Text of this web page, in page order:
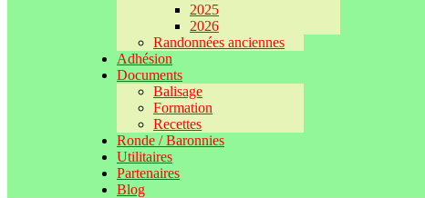
2025
2026
Randonnées anciennes
Adhésion
Documents
Balisage
Formation
Recettes
Ronde / Baronnies
Utilitaires
Partenaires
Blog